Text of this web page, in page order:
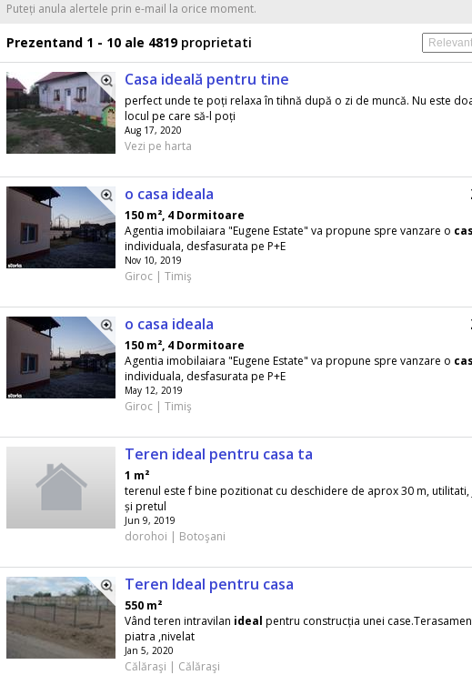
Puteți anula alertele prin e-mail la orice moment.
Prezentand 1 - 10 ale 4819proprietati
Casa ideală pentru tine
perfect unde te poți relaxa în tihnă după o zi de muncă. Nu este
locul pe care să-l poți
Aug 17, 2020
Vezi pe harta
o casa ideala
150 m², 4 Dormitoare
Agentia imobilaiara "Eugene Estate" va propune spre vanzare o
individuala, desfasurata pe P+E
Nov 10, 2019
Giroc | Timiş
o casa ideala
150 m², 4 Dormitoare
Agentia imobilaiara "Eugene Estate" va propune spre vanzare o
individuala, desfasurata pe P+E
May 12, 2019
Giroc | Timiş
Teren ideal pentru casa ta
1 m²
terenul este f bine pozitionat cu deschidere de aprox 30 m,
și pretul
Jun 9, 2019
dorohoi | Botoşani
Teren Ideal pentru casa
550 m²
Vând teren intravilan ideal pentru construcția unei
piatra ,nivelat
Jan 5, 2020
Călăraşi | Călăraşi